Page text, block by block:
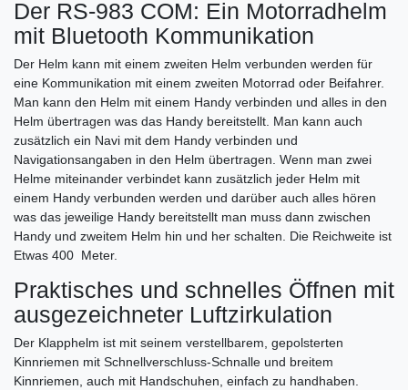
Der RS-983 COM: Ein Motorradhelm
mit Bluetooth Kommunikation
Der Helm kann mit einem zweiten Helm verbunden werden für
eine Kommunikation mit einem zweiten Motorrad oder Beifahrer.
Man kann den Helm mit einem Handy verbinden und alles in den
Helm übertragen was das Handy bereitstellt. Man kann auch
zusätzlich ein Navi mit dem Handy verbinden und
Navigationsangaben in den Helm übertragen. Wenn man zwei
Helme miteinander verbindet kann zusätzlich jeder Helm mit
einem Handy verbunden werden und darüber auch alles hören
was das jeweilige Handy bereitstellt man muss dann zwischen
Handy und zweitem Helm hin und her schalten. Die Reichweite ist
Etwas 400 Meter.
Praktisches und schnelles Öffnen mit
ausgezeichneter Luftzirkulation
Der Klapphelm ist mit seinem verstellbarem, gepolsterten
Kinnriemen mit Schnellverschluss-Schnalle und breitem
Kinnriemen, auch mit Handschuhen, einfach zu handhaben.